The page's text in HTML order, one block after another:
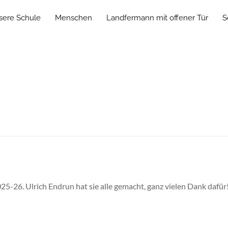
Schule Menschen Landfermann mit offener Tür
26. Ulrich Endrun hat sie alle gemacht, ganz vielen Dank